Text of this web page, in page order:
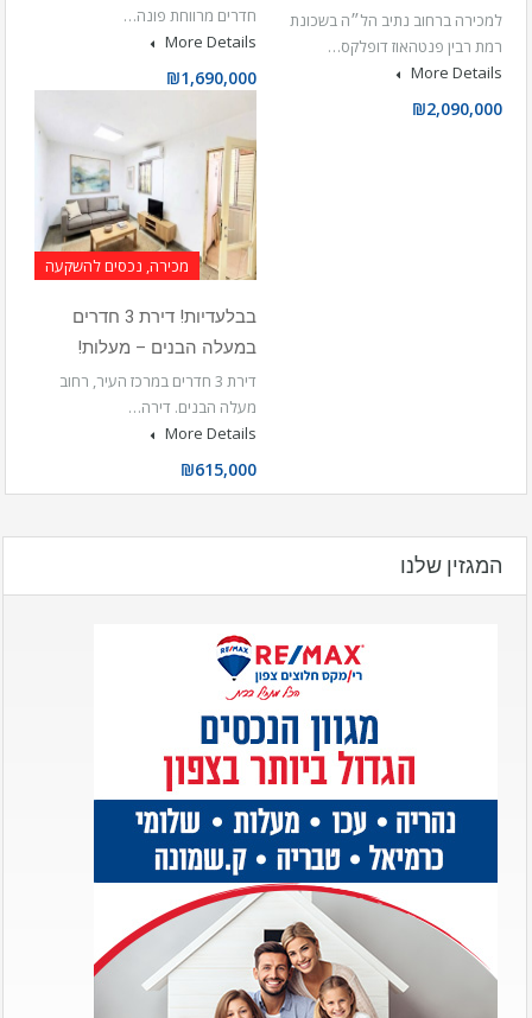
למכירה ברחוב נתיב הל״ה בשכונת
רמת רבין פנטהאוז דופלקס…
More Details
₪2,090,000
חדרים מרווחת פונה…
More Details
₪1,690,000
מכירה, נכסים להשקעה
בבלעדיות! דירת 3 חדרים
במעלה הבנים – מעלות!
דירת 3 חדרים במרכז העיר, רחוב
מעלה הבנים. דירה…
More Details
₪615,000
המגזין שלנו